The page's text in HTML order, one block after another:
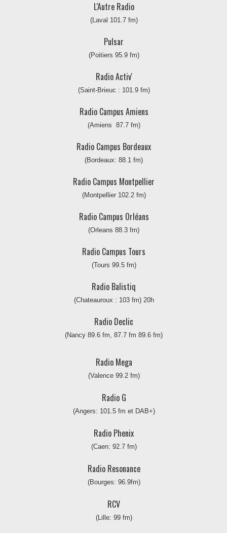
L'Autre Radio
(Laval 101.7 fm)
Pulsar
(Poitiers 95.9 fm)
Radio Activ'
(Saint-Brieuc : 101.9 fm)
Radio Campus Amiens
(Amiens 87.7 fm)
Radio Campus Bordeaux
(Bordeaux: 88.1 fm)
Radio Campus Montpellier
(Montpellier 102.2 fm)
Radio Campus Orléans
(Orleans 88.3 fm)
Radio Campus Tours
(Tours 99.5 fm)
Radio Balistiq
(Chateauroux : 103 fm) 20h
Radio Declic
(Nancy 89.6 fm, 87.7 fm 89.6 fm)
Radio Mega
(Valence 99.2 fm)
Radio G
(Angers: 101.5 fm et DAB+)
Radio Phenix
(Caen: 92.7 fm)
Radio Resonance
(Bourges: 96.9fm)
RCV
(Lille: 99 fm)